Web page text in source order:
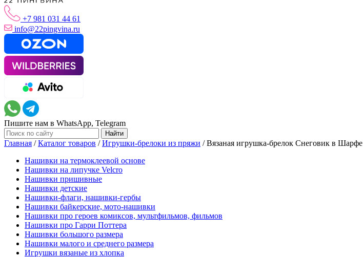
+7 981 031 44 61
info@22pingvina.ru
Пишите нам в WhatsApp, Telegram
Главная /Каталог товаров /Игрушки-брелоки из пряжи /Вязаная игрушка-брелок Снеговик в Шарфе
Нашивки на термоклеевой основе
Нашивки на липучке Velcro
Нашивки пришивные
Нашивки детские
Нашивки-флаги, нашивки-гербы
Нашивки байкерские, мото-нашивки
Нашивки про героев комиксов, мультфильмов, фильмов
Нашивки про Гарри Поттера
Нашивки большого размера
Нашивки малого и среднего размера
Игрушки вязаные из хлопка